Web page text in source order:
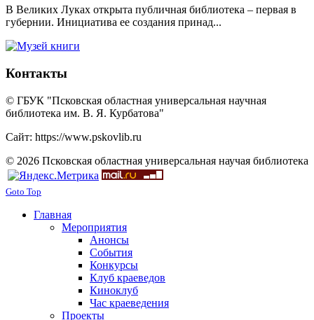
В Великих Луках открыта публичная библиотека – первая в
губернии. Инициатива ее создания принад...
Контакты
© ГБУК "Псковская областная универсальная научная
библиотека им. В. Я. Курбатова"
Сайт: https://www.pskovlib.ru
© 2026 Псковская областная универсальная научая библиотека
Goto Top
Главная
Мероприятия
Анонсы
События
Конкурсы
Клуб краеведов
Киноклуб
Час краеведения
Проекты